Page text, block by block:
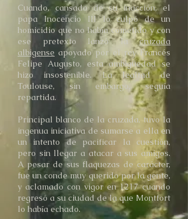
Cuando, cansado de su inacción, el
papa Inocencio III lo culpó de un
homicidio que no había cometido y con
ese pretexto lanzó lacruzada
albigense apoyado por el rey Francés
Felipe Augusto, esta ambigüedad se
hizo insostenible. La lealtad de
Toulouse, sin embargo, seguía
repartida.
Principal blanco de la cruzada, tuvo la
ingenua iniciativa de sumarse a ella en
un intento de pacificar la cuestión,
pero sin llegar a atacar a sus amigos.
A pesar de sus flaquezas de carácter,
fue un conde muy querido por la gente,
y aclamado con vigor en 1217 cuando
regresó a su ciudad de la que Montfort
lo había echado.